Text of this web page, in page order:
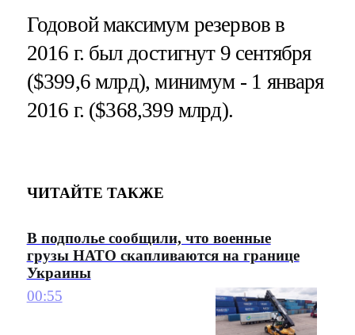
Годовой максимум резервов в
2016 г. был достигнут 9 сентября
($399,6 млрд), минимум - 1 января
2016 г. ($368,399 млрд).
ЧИТАЙТЕ ТАКЖЕ
В подполье сообщили, что военные
грузы НАТО скапливаются на границе
Украины
00:55